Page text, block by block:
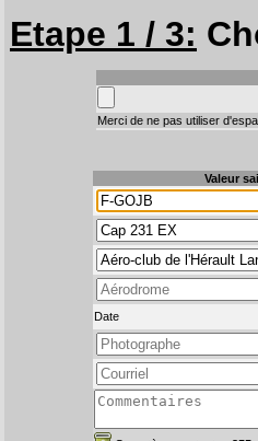
Etape 1 / 3:
Merci de ne pas utiliser
Valeur
Date